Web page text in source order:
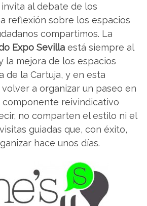
al debate de los
reflexión sobre los espacios
compartimos. La
Expo Sevilla está siempre al
la mejora de los espacios
de la Cartuja, y en esta
a organizar un paseo en
componente reivindicativo
no comparten el estilo ni el
guiadas que, con éxito,
hace unos días.